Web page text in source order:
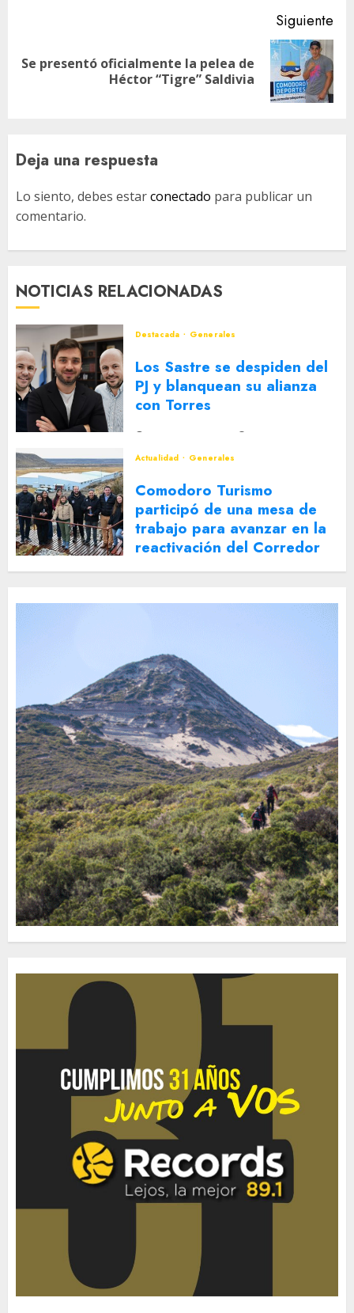
Siguiente
Siguiente
Se presentó oficialmente la pelea de
Héctor “Tigre” Saldivia
Deja una respuesta
Lo siento, debes estarconectado para publicar un
comentario.
NOTICIAS RELACIONADAS
Destacada Generales
Los Sastre se despiden del
PJ y blanquean su alianza
con Torres
Actualidad
Generales
Comodoro Turismo
participó de una mesa de
trabajo para avanzar en la
reactivación del Corredor
Turístico Integrado